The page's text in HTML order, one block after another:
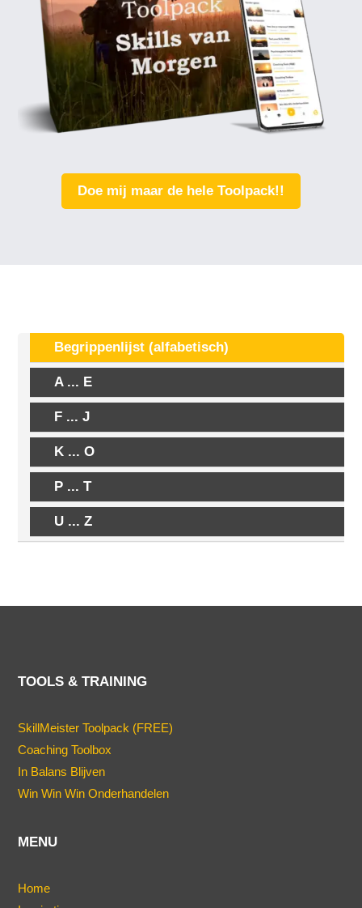
Doe mij maar de hele Toolpack!!
Begrippenlijst (alfabetisch)
A ... E
F ... J
K ... O
P ... T
U ... Z
TOOLS & TRAINING
SkillMeister Toolpack (FREE)
Coaching Toolbox
In Balans Blijven
Win Win Win Onderhandelen
MENU
Home